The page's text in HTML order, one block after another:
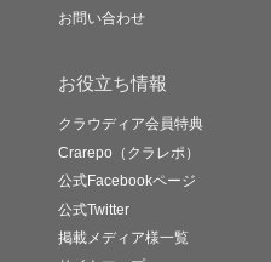
お問い合わせ
お役立ち情報
クラウディア会員特典
Crarepo（クラレポ）
公式Facebookページ
公式Twitter
掲載メディア様一覧